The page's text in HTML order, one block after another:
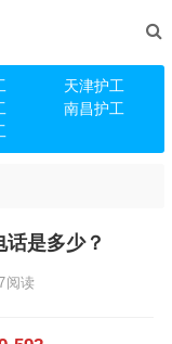
天津护工
南昌护工
是多少？
阅读